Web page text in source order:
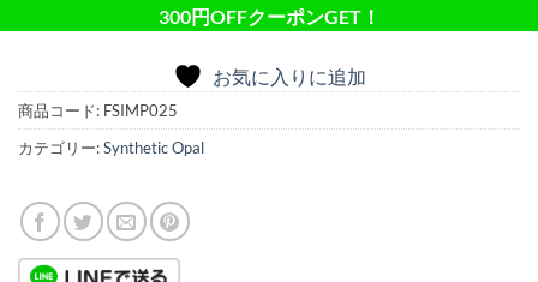
300円OFFクーポンGET！
お気に入りに追加
商品コード: FSIMP025
カテゴリー:Synthetic Opal